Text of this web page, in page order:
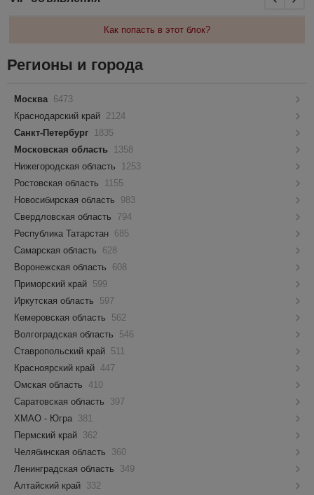
Как попасть в этот блок?
Регионы и города
Москва 6473
Краснодарский край 2124
Санкт-Петербург
1835
Московская область
1358
Нижегородская область
1253
Ростовская область
1155
Новосибирская область
983
Свердловская область
794
Республика Татарстан 685
Самарская область
628
Воронежская область
608
Приморский край 599
Иркутская область
597
Кемеровская область
562
Волгоградская область
546
Ставропольский край 511
Красноярский край 447
Омская область 410
Саратовская область
397
ХМАО - Югра 381
Пермский край 362
Челябинская область
360
Ленинградская область
349
Алтайский край 332